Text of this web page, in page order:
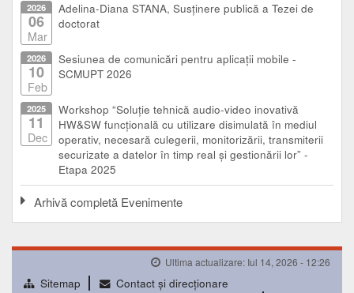
2026
06
Mar
Adelina-Diana STANA, Susținere publică a Tezei de
doctorat
2026
10
Feb
Sesiunea de comunicări pentru aplicații mobile -
SCMUPT 2026
2025
11
Dec
Workshop “Soluție tehnică audio-video inovativă
HW&SW funcțională cu utilizare disimulată în mediul
operativ, necesară culegerii, monitorizării, transmiterii
securizate a datelor în timp real și gestionării lor” -
Etapa 2025
Arhivă completă Evenimente
Ultima actualizare: Iul 14, 2026 - 12:26
Sitemap
Contact şi direcţionare